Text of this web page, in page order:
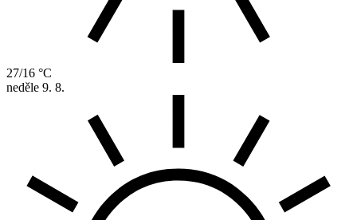
27/16 °C
neděle 9. 8.